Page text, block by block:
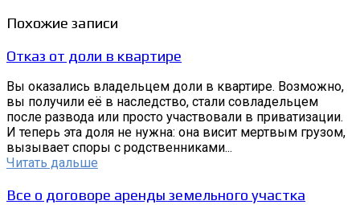
Похожие записи
Отказ от доли в квартире
Вы оказались владельцем доли в квартире. Возможно,
вы получили её в наследство, стали совладельцем
после развода или просто участвовали в приватизации.
И теперь эта доля не нужна: она висит мертвым грузом,
вызывает споры с родственниками...
Читать дальше
Все о договоре аренды земельного участка